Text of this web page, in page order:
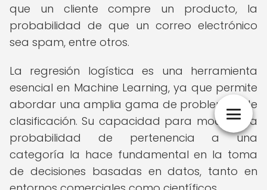
que un cliente compre un producto, la
probabilidad de que un correo electrónico
sea spam, entre otros.
La regresión logística es una herramienta
esencial en Machine Learning, ya que permite
abordar una amplia gama de problemas de
clasificación. Su capacidad para modelar la
probabilidad de pertenencia a una
categoría la hace fundamental en la toma
de decisiones basadas en datos, tanto en